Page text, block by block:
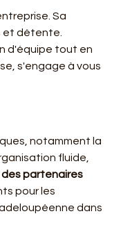
Sa
et détente.
d'équipe tout en
s'engage à vous
notamment la
fluide,
partenaires
pour les
dans